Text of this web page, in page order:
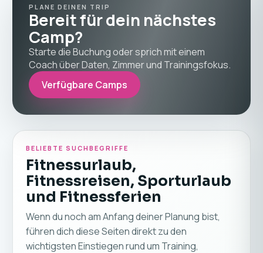
PLANE DEINEN TRIP
Bereit für dein nächstes
Camp?
Starte die Buchung oder sprich mit einem
Coach über Daten, Zimmer und Trainingsfokus.
Verfügbare Camps
BELIEBTE SUCHBEGRIFFE
Fitnessurlaub,
Fitnessreisen, Sporturlaub
und Fitnessferien
Wenn du noch am Anfang deiner Planung bist,
führen dich diese Seiten direkt zu den
wichtigsten Einstiegen rund um Training,